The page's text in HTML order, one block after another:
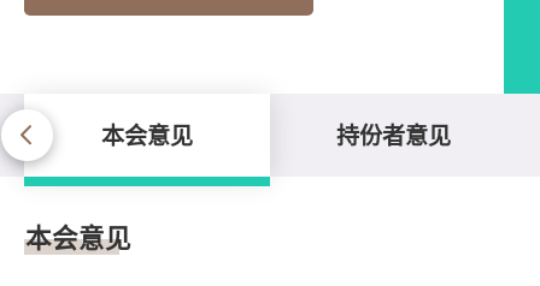
本会意见 持份者意见
本会意见
本会意见